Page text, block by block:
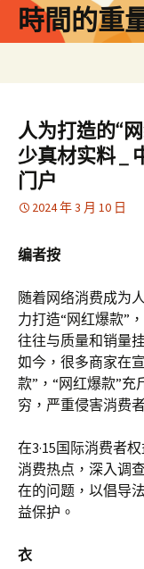
時間的重
人为打造的“
少真材实料 _
门户
2024 年 3 月 10 日
编者按
随着网络消费成为
力打造“网红爆款”
往往与质量和销量
如今，很多商家在
款”，“网红爆款”充
穷，严重侵害消费
在3·15国际消费者
消费热点，深入调
在的问题，以倡导
益保护。
衣